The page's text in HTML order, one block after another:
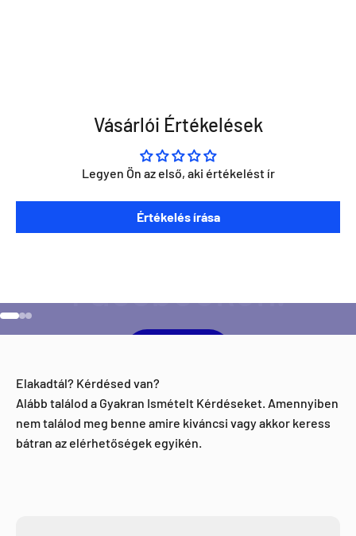
Vásárlói Értékelések
Legyen Ön az első, aki értékelést ír
Értékelés írása
Szeretnéd ha napra kész lennél minden Direct Darts
aktivitással kapcsolatban?
Elakadtál? Kérdésed van?
Alább találod a Gyakran Ismételt Kérdéseket. Amennyiben
nem találod meg benne amire kiváncsi vagy akkor keress
bátran az elérhetőségek egyikén.